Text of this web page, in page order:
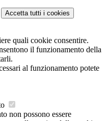
Accetta tutti i cookies
quali cookie consentire.
il funzionamento della
al funzionamento potete
non possono essere